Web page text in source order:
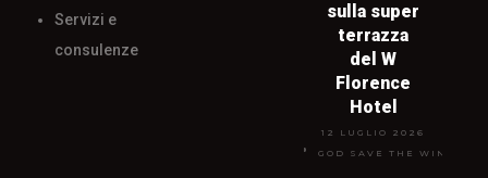
Servizi e
consulenze
sulla super
terrazza
del W
Florence
Hotel
12 LUGLIO 2026
GOD SAVE THE WINE